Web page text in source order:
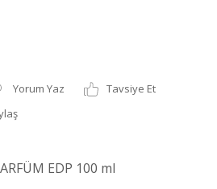
Yorum Yaz
Tavsiye Et
EDP 100 ml